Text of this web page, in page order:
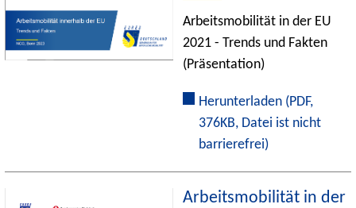
Arbeitsmobilität in der EU
2021 - Trends und Fakten
(Präsentation)
Herunterladen (PDF,
376KB, Datei ist nicht
barrierefrei)
Arbeitsmobilität in der